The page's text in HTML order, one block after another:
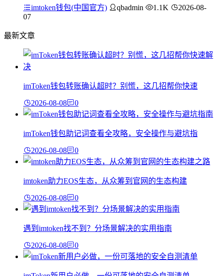
imtoken钱包(中国官方) qbadmin 1.1K
2026-08-
07
最新文章
imToken钱包转账确认超时？别慌，这几招帮你快速
2026-08-08 0
imToken钱包助记词查看全攻略，安全操作与避坑指
2026-08-08 0
imtoken助力EOS生态，从众筹到官网的生态构建
2026-08-08 0
遇到imtoken找不到？分场景解决的实用指南
2026-08-08 0